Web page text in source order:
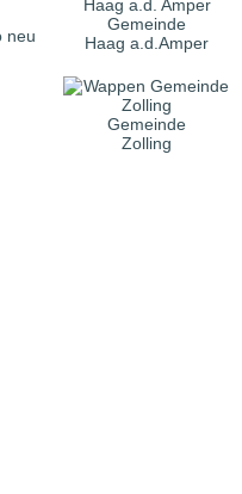
Gemeinde
Haag a.d.Amper
Gemeinde
Zolling